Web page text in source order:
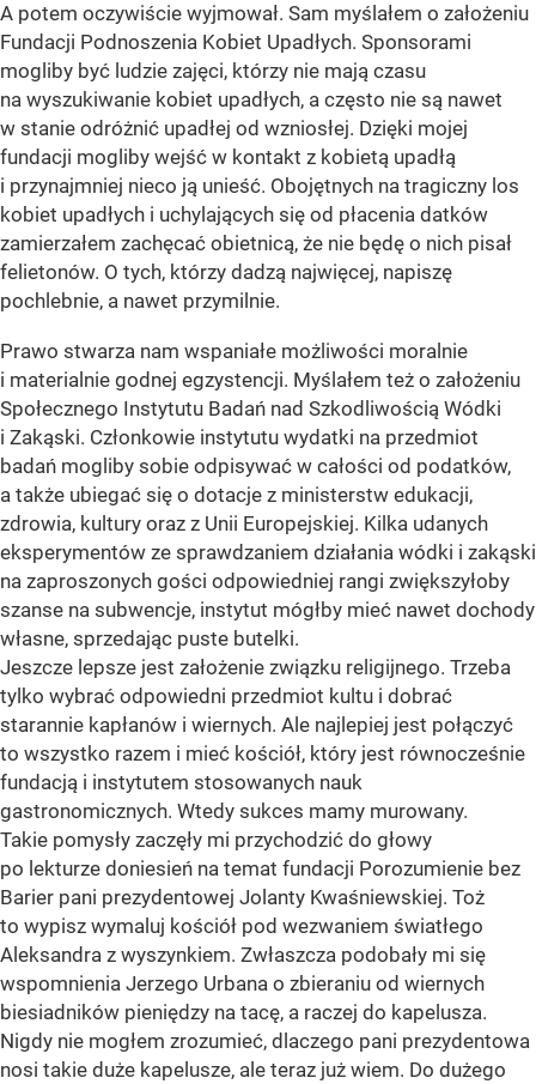
A potem oczywiście wyjmował. Sam myślałem o założeniu
Fundacji Podnoszenia Kobiet Upadłych. Sponsorami
mogliby być ludzie zajęci, którzy nie mają czasu
na wyszukiwanie kobiet upadłych, a często nie są nawet
w stanie odróżnić upadłej od wzniosłej. Dzięki mojej
fundacji mogliby wejść w kontakt z kobietą upadłą
i przynajmniej nieco ją unieść. Obojętnych na tragiczny los
kobiet upadłych i uchylających się od płacenia datków
zamierzałem zachęcać obietnicą, że nie będę o nich pisał
felietonów. O tych, którzy dadzą najwięcej, napiszę
pochlebnie, a nawet przymilnie.
Prawo stwarza nam wspaniałe możliwości moralnie
i materialnie godnej egzystencji. Myślałem też o założeniu
Społecznego Instytutu Badań nad Szkodliwością Wódki
i Zakąski. Członkowie instytutu wydatki na przedmiot
badań mogliby sobie odpisywać w całości od podatków,
a także ubiegać się o dotacje z ministerstw edukacji,
zdrowia, kultury oraz z Unii Europejskiej. Kilka udanych
eksperymentów ze sprawdzaniem działania wódki i zakąski
na zaproszonych gości odpowiedniej rangi zwiększyłoby
szanse na subwencje, instytut mógłby mieć nawet dochody
własne, sprzedając puste butelki.
Jeszcze lepsze jest założenie związku religijnego. Trzeba
tylko wybrać odpowiedni przedmiot kultu i dobrać
starannie kapłanów i wiernych. Ale najlepiej jest połączyć
to wszystko razem i mieć kościół, który jest równocześnie
fundacją i instytutem stosowanych nauk
gastronomicznych. Wtedy sukces mamy murowany.
Takie pomysły zaczęły mi przychodzić do głowy
po lekturze doniesień na temat fundacji Porozumienie bez
Barier pani prezydentowej Jolanty Kwaśniewskiej. Toż
to wypisz wymaluj kościół pod wezwaniem światłego
Aleksandra z wyszynkiem. Zwłaszcza podobały mi się
wspomnienia Jerzego Urbana o zbieraniu od wiernych
biesiadników pieniędzy na tacę, a raczej do kapelusza.
Nigdy nie mogłem zrozumieć, dlaczego pani prezydentowa
nosi takie duże kapelusze, ale teraz już wiem. Do dużego